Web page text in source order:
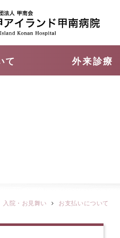
て 外来診療
⼊院・お見舞い お支払いについて